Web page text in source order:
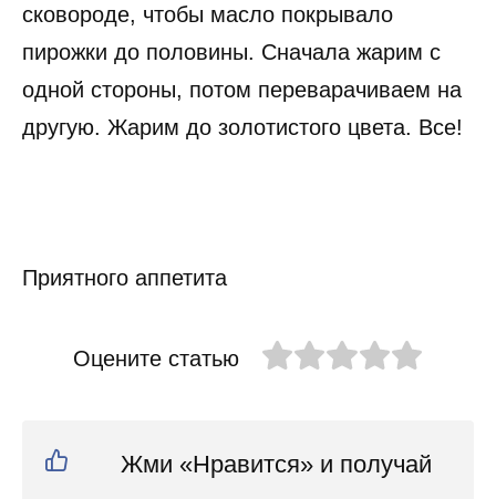
сковороде, чтобы масло покрывало
пирожки до половины. Сначала жарим с
одной стороны, потом переварачиваем на
другую. Жарим до золотистого цвета. Все!
Приятного аппетита
Оцените статью
Жми «Нравится» и получай